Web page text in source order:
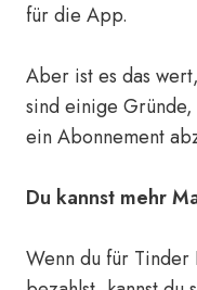
für die App.
Aber ist es das
sind einige Gründe,
ein Abonnement
Du kannst mehr
Wenn du für